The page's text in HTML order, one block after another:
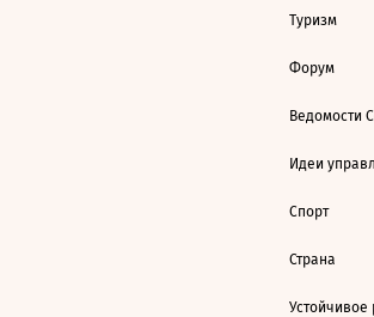
Туризм
Форум
Ведомости
Идеи
Спорт
Страна
Устойчивое